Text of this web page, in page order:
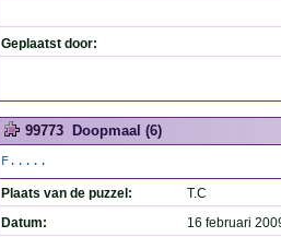
Geplaatst door:
99773 Doopmaal (6)
F.....
Plaats van de puzzel:
T.C
Datum:
16 februari